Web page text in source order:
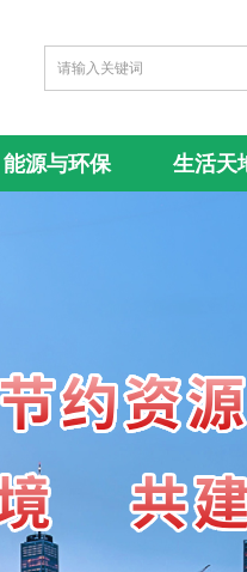
能源与环保 生活天